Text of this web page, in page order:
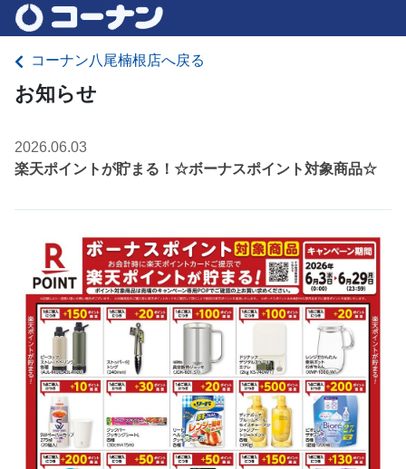
コーナン八尾楠根店へ戻る
お知らせ
2026.06.03
楽天ポイントが貯まる！☆ボーナスポイント対象商品☆